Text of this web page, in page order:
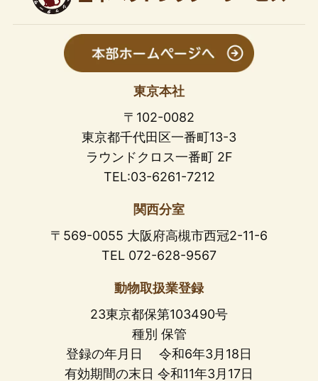
東京本社
〒102-0082
東京都千代田区一番町13-3
ラウンドクロス一番町 2F
TEL:03-6261-7212
関西分室
〒569-0055 大阪府高槻市西冠2-11-6
TEL 072-628-9567
動物取扱業登録
23東京都保第103490号
種別 保管
登録の年月日 令和6年3月18日
有効期間の末日 令和11年3月17日